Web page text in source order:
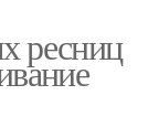
ресниц